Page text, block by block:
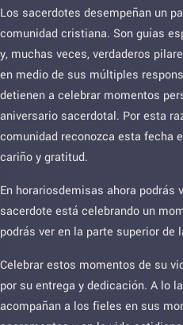
Los sacerdotes desempeñan un
comunidad cristiana. Son guías
y, muchas veces, verdaderos
en medio de sus múltiples
detienen a celebrar momentos
aniversario sacerdotal. Por esta
comunidad reconozca esta fecha
cariño y gratitud.
En horariosdemisas ahora podrás
sacerdote está celebrando un
podrás ver en la parte superior de
Celebrar estos momentos de su
por su entrega y dedicación. A lo
acompañan a los fieles en sus